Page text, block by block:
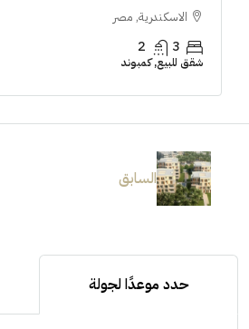
الاسكندرية, مصر
3
2
شقق للبيع, كمبوند
السابق
حدد موعدًا لجولة